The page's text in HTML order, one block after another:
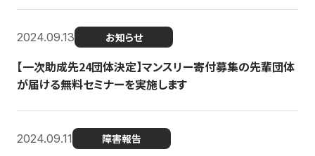
2024.09.13 お知らせ
【一次助成先24団体決定】マンスリー寄付募集の先輩団体
が届ける無料セミナーを実施します
2024.09.11 障害報告